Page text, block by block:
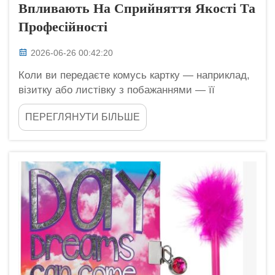
Впливають На Сприйняття Якості Та
Професійності
2026-06-26 00:42:20
Коли ви передаєте комусь картку — наприклад,
візитку або листівку з побажаннями — її
зовнішній вигляд і тактильні відчуття можуть
мати значення. Йдеться не лише про
надруковані на ній слова, а й про те, як саме
друковані обробки...
ПЕРЕГЛЯНУТИ БІЛЬШЕ